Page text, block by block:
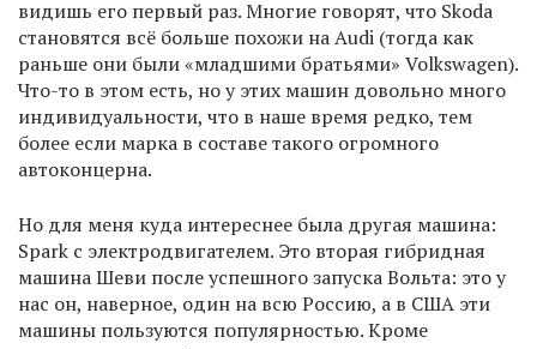
видишь его первый раз. Многие говорят, что Skoda
становятся всё больше похожи на Audi (тогда как
раньше они были «младшими братьями» Volkswagen).
Что-то в этом есть, но у этих машин довольно много
индивидуальности, что в наше время редко, тем
более если марка в составе такого огромного
автоконцерна.
Но для меня куда интереснее была другая машина:
Spark с электродвигателем. Это вторая гибридная
машина Шеви после успешного запуска Вольта: это у
нас он, наверное, один на всю Россию, а в США эти
машины пользуются популярностью. Кроме